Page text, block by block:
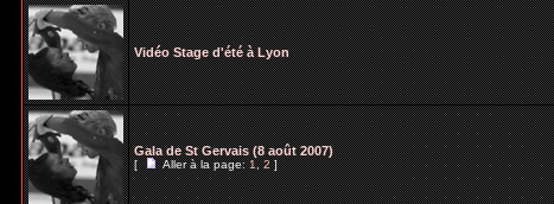
Vidéo Stage d'été à Lyon
Gala de St Gervais (8 août 2007)
[ Aller à la page:1,2]